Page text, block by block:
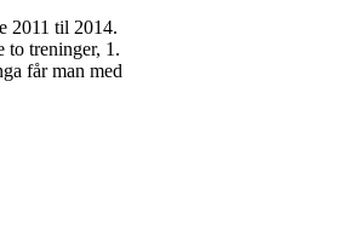
2011 til 2014.
to treninger, 1.
får man med